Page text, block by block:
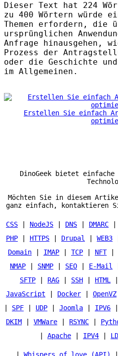
Dieser Text hat 224
zu 400 Wörtern würde
Themen erfordern, die
ursprünglichen
Anfrage hinausgehen,
Prozess der
oder die Geschichte
im Allgemeinen.
Erstellen Sie einfach
DinoGeek bietet
Möchten Sie in diesem
ganz einfach, kontaktieren
CSS NodeJS DNS DMARC
PHP
HTTPS Drupal WEB3
Domain
IMAP TCP NFT|
NMAP
SNMP SEO E-Mail
SFTP
RAG SSH HTML
JavaScript
Docker OpenVZ
SPF UDP Joomla IPV6
DKIM
VMWare RSYNC
Apache IPV4